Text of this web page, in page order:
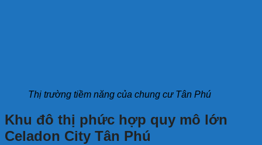
Thị trường tiềm năng của chung cư Tân Phú
Khu đô thị phức hợp quy mô lớn
Celadon City Tân Phú